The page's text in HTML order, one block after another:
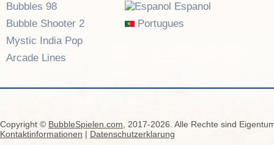
Bubbles 98
Bubble Shooter 2
Mystic India Pop
Arcade Lines
Espanol
Portugues
Copyright © BubbleSpielen.com , 2017-2026. Alle Rechte sind
Kontaktinformationen | Datenschutzerklarung